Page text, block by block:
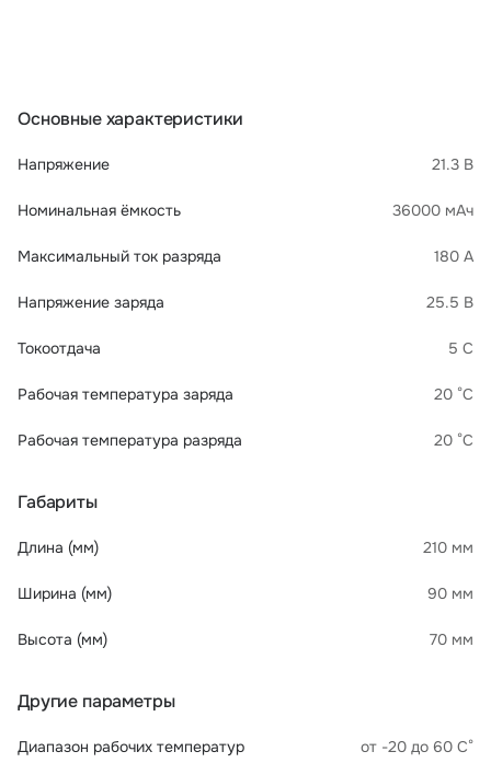
Основные характеристики
Напряжение 21.3 В
Номинальная ёмкость 36000 мАч
Максимальный ток разряда 180 А
Напряжение заряда 25.5 В
Токоотдача 5 C
Рабочая температура заряда 20 °C
Рабочая температура разряда 20 °C
Габариты
Длина (мм) 210 мм
Ширина (мм) 90 мм
Высота (мм) 70 мм
Другие параметры
Диапазон рабочих температур от -20 до 60 С°